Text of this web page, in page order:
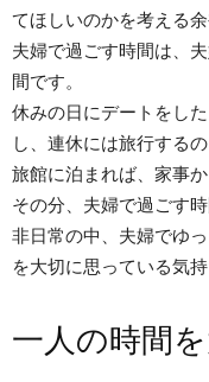
てほしいのかを考える
夫婦で過ごす時間は、
間です。
休みの日にデートをし
し、連休には旅行するの
旅館に泊まれば、家事か
その分、夫婦で過ごす
非日常の中、夫婦でゆ
を大切に思っている気
一人の時間